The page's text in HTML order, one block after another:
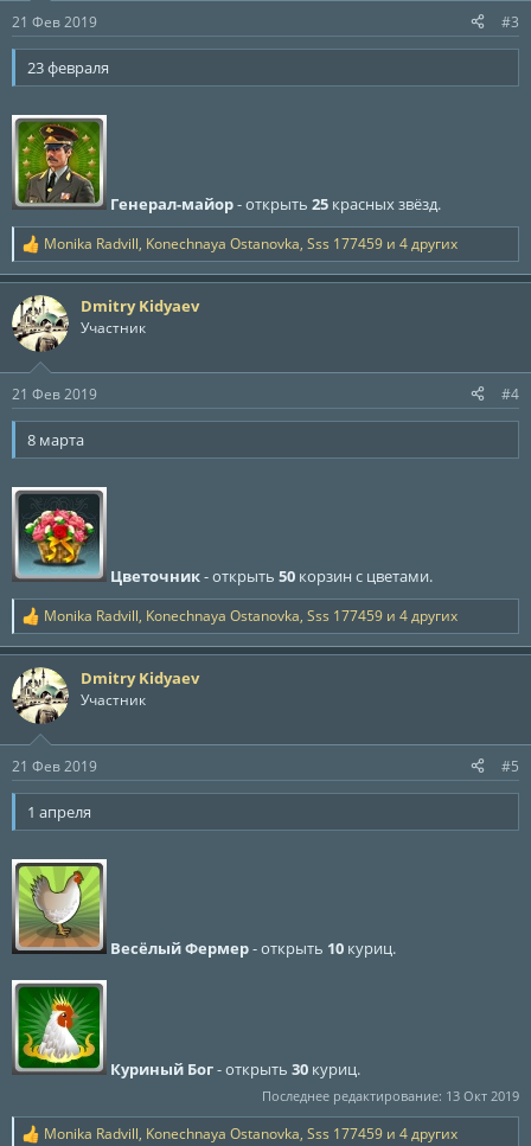
:
21 Фев 2019 #3
23 февраля
Генерал-майор- открыть 25 красных звёзд.
Р
е
а
к
ц
и
:
Monika Radvill, Konechnaya Ostanovka, Sss 177459 и 4 других
Dmitry Kidyaev
Участник
21 Фев 2019 #4
8 марта
Цветочник- открыть 50 корзин с цветами.
Р
е
а
к
ц
и
:
Monika Radvill, Konechnaya Ostanovka, Sss 177459 и 4 других
Dmitry Kidyaev
Участник
21 Фев 2019 #5
1 апреля
Весёлый Фермер- открыть 10 куриц.
Куриный Бог- открыть 30 куриц.
Последнее редактирование: 13 Окт 2019
Р Monika Radvill, Konechnaya Ostanovka, Sss 177459 и 4 других